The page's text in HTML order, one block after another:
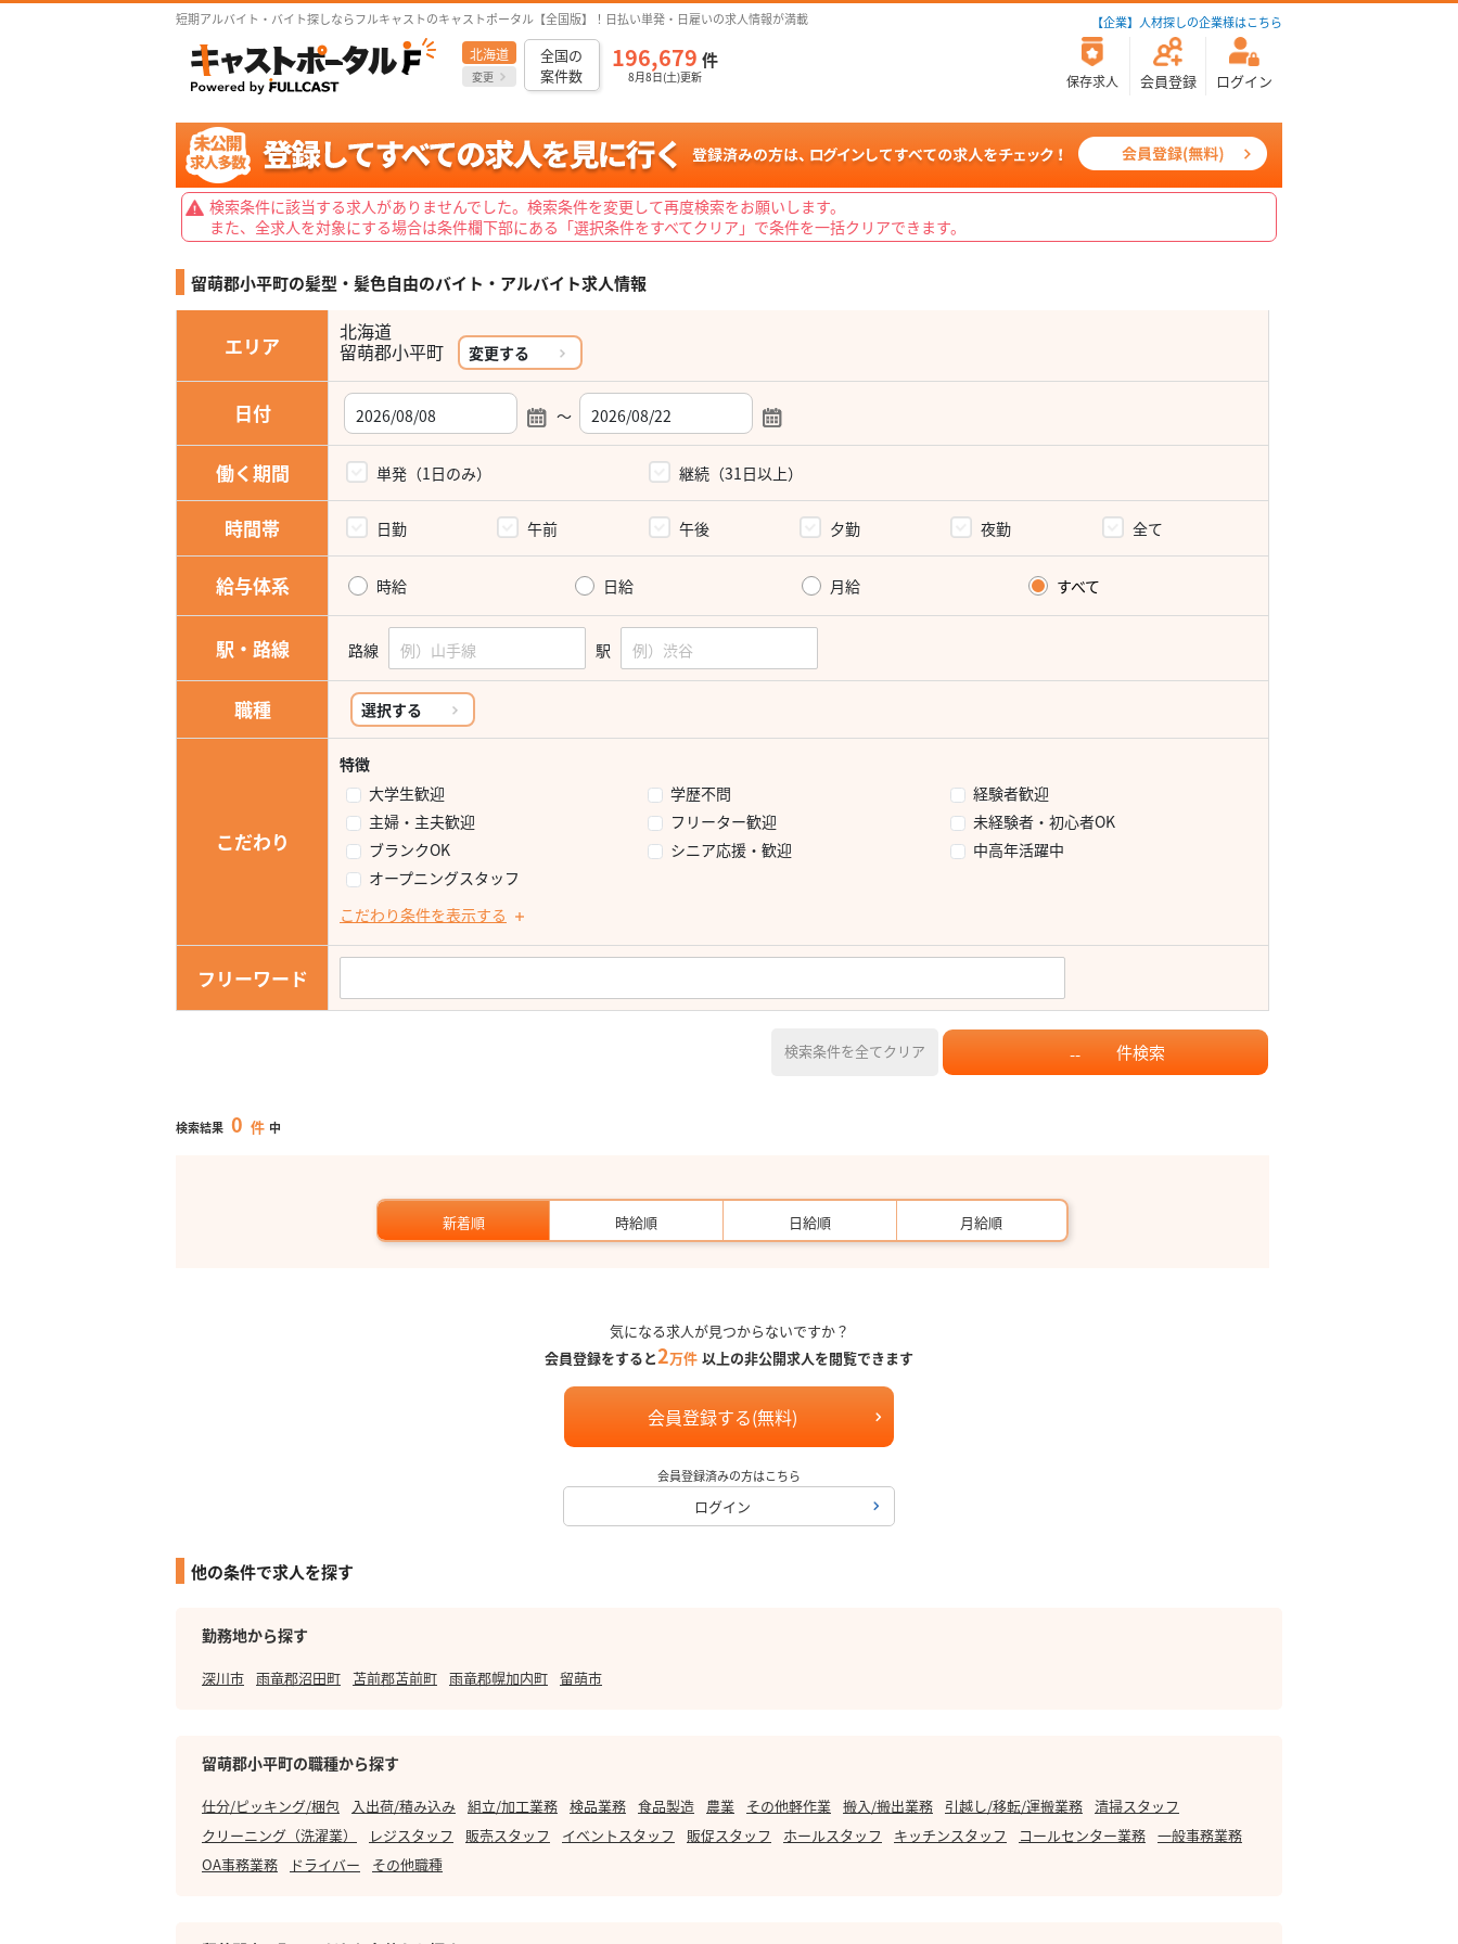
短期アルバイト・バイト探しならフルキャストのキャストポータル【全国版】！日払い単発・日雇いの求人情報が満載 【企業】人材探しの企業様はこちら
北海道
変更
全国の
案件数
196,679 件
8月8日(土)更新 保存求人 会員登録 ログイン
検索条件に該当する求人がありませんでした。検索条件を変更して再度検索をお願いします。
また、全求人を対象にする場合は条件欄下部にある「選択条件をすべてクリア」で条件を一括クリアできます。
留萌郡小平町の髪型・髪色自由のバイト・アルバイト求人情報
エリア
北海道
変更する
日付 ～
働く期間 単発（1日のみ） 継続（31日以上）
時間帯 日勤 午前 午後 夕勤 夜勤 全て
給与体系 時給 日給 月給 すべて
駅・路線 路線 駅
職種 選択する
こだわり
特徴
大学生歓迎
学歴不問
経験者歓迎
主婦・主夫歓迎
フリーター歓迎
未経験者・初心者OK
ブランクOK
シニア応援・歓迎
中高年活躍中
オープニングスタッフ
こだわり条件を表示する
フリーワード
検索条件を全てクリア -- 件検索
検索結果 0 件 中
新着順 時給順 日給順 月給順
気になる求人が見つからないですか？
会員登録をすると2万件 以上の非公開求人を閲覧できます
会員登録する(無料)
会員登録済みの方はこちら
ログイン
他の条件で求人を探す
勤務地から探す
深川市 雨竜郡沼田町 苫前郡苫前町 雨竜郡幌加内町 留萌市
留萌郡小平町の職種から探す
仕分/ピッキング/梱包 入出荷/積み込み 組立/加工業務 検品業務 食品製造 農業 その他軽作業 搬入/搬出業務 引越し/移転/運搬業務 清掃スタッフ
クリーニング（洗濯業）
レジスタッフ 販売スタッフ イベントスタッフ 販促スタッフ ホールスタッフ キッチンスタッフ コールセンター業務 一般事務業務
OA事務業務
ドライバー その他職種